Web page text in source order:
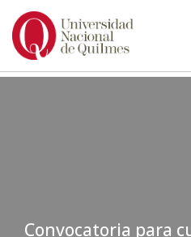
Ir
Convocatoria para